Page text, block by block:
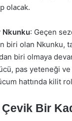
olacak.
Nkunku: Geçen
biri olan Nkunku,
biri olmaya
pas yeteneği
hattında kilit
Çevik Bir